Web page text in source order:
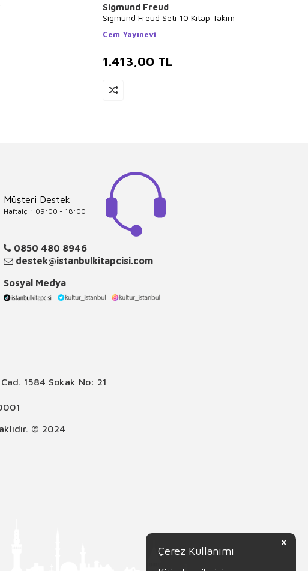
X
Çerez Kullanımı
Sigmund Freud
Sigmund Freud Seti 10 Kitap Takım
Cem Yayınevi
1.413,00 TL
Müşteri Destek
Haftaiçi : 09:00 - 18:00
0850 480 8946
destek@istanbulkitapcisi.com
Sosyal Medya
1584 Sokak No: 21
© 2024